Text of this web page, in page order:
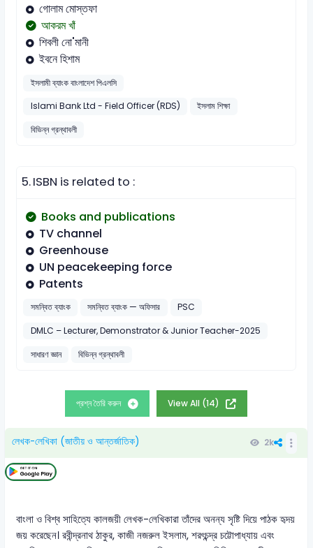
গোলাম মোস্তফা
আকরম খাঁ
শিবলী নো'মানী
ইবনে হিশাম
ইসলামী ব্যাংক বাংলাদেশ পিএলসি
Islami Bank Ltd - Field Officer (RDS)
ইসলাম শিক্ষা
বিভিন্ন গ্রন্থাবলী
5.ISBN is related to :
Books and publications
TV channel
Greenhouse
UN peacekeeping force
Patents
সমন্বিত ব্যাংক সমন্বিত ব্যাংক — অফিসার
PSC
DMLC – Lecturer, Demonstrator & Junior Teacher-2025
সাধারণ জ্ঞান
বিভিন্ন গ্রন্থাবলী
প্রশ্ন তৈরি করুন View All (14)
লেখক-লেখিকা (জাতীয় ও আন্তর্জাতিক) 2k
বাংলা ও বিশ্ব সাহিত্যে কালজয়ী লেখক-লেখিকারা তাঁদের অনন্য সৃষ্টি দিয়ে পাঠক হৃদয়
জয় করেছেন। রবীন্দ্রনাথ ঠাকুর, কাজী নজরুল ইসলাম, শরৎচন্দ্র চট্টোপাধ্যায় এবং